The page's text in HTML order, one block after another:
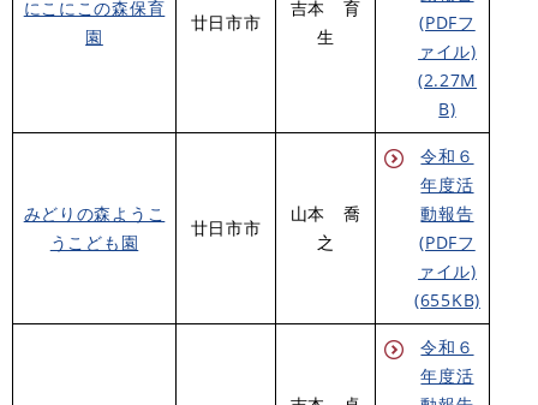
にこにこの森保育
園
廿日市市
吉本 育
生
(PDFフ
ァイル)
(2.27M
B)
みどりの森ようこ
うこども園
廿日市市
山本 喬
之
令和６
年度活
動報告
(PDFフ
ァイル)
(655KB)
令和６
年度活